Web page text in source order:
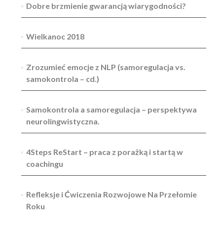
Dobre brzmienie gwarancją wiarygodności?
Wielkanoc 2018
Zrozumieć emocje z NLP (samoregulacja vs.
samokontrola – cd.)
Samokontrola a samoregulacja – perspektywa
neurolingwistyczna.
4Steps ReStart – praca z porażką i startą w
coachingu
Refleksje i Ćwiczenia Rozwojowe Na Przełomie
Roku